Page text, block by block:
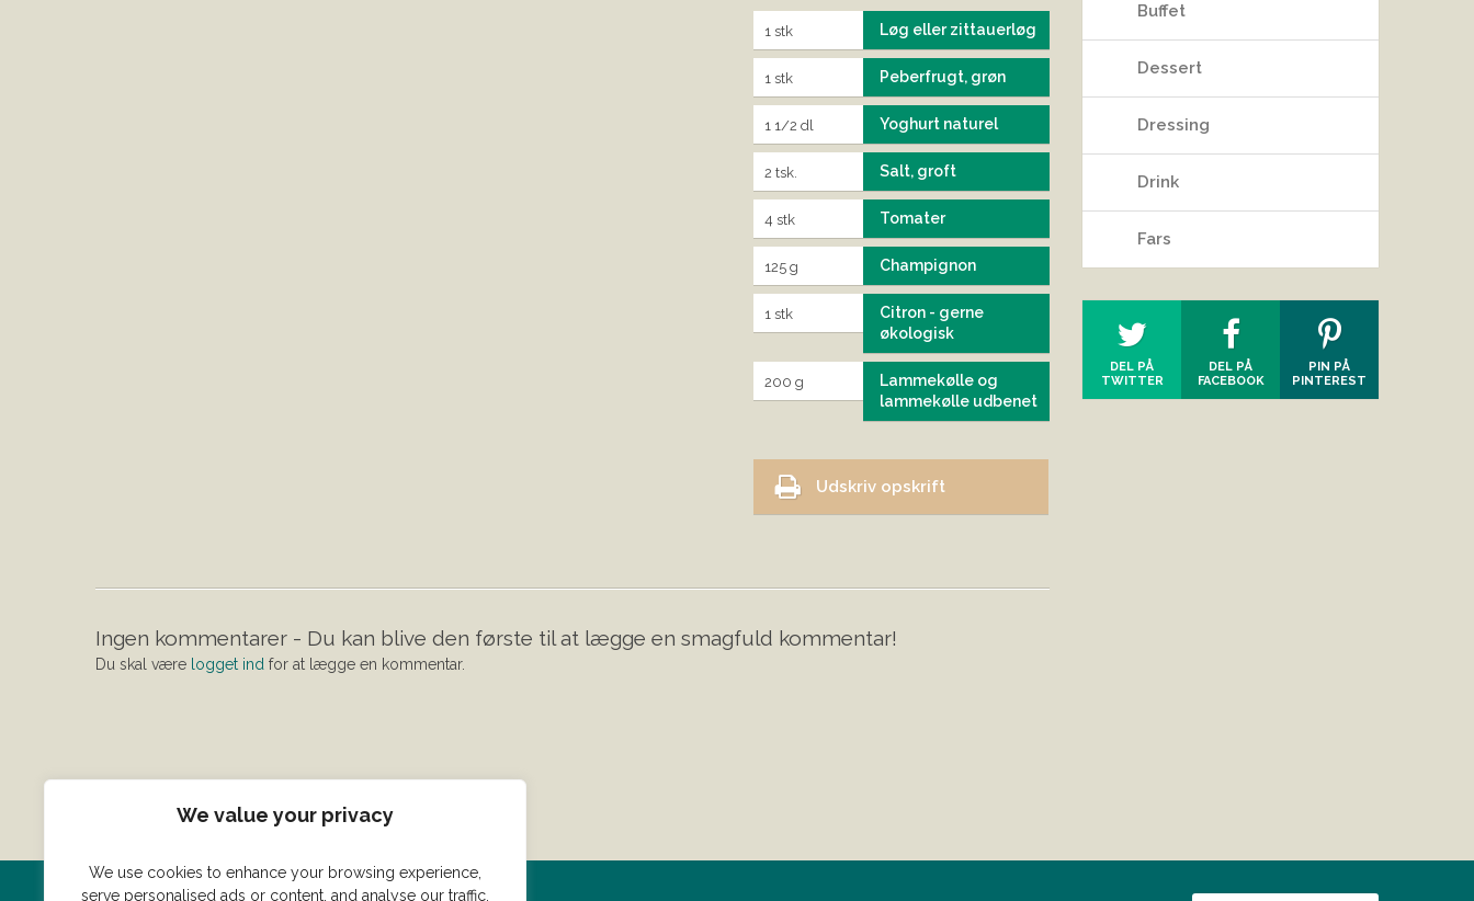
We value your privacy
We use cookies to enhance your browsing experience,
serve personalised ads or content, and analyse our traffic.
1 stk Løg eller zittauerløg
1 stk Peberfrugt, grøn
1 1/2 dl Yoghurt naturel
2 tsk. Salt, groft
4 stk Tomater
125 g Champignon
1 stk
Citron - gerne
økologisk
200 g
Lammekølle og
lammekølle udbenet
Udskriv opskrift
Ingen kommentarer - Du kan blive den første til at lægge en smagfuld kommentar!
Du skal være logget ind for at lægge en kommentar.
Buffet
Dessert
Dressing
Drink
Fars
DEL PÅ
TWITTER
DEL PÅ
FACEBOOK
PIN PÅ
PINTEREST